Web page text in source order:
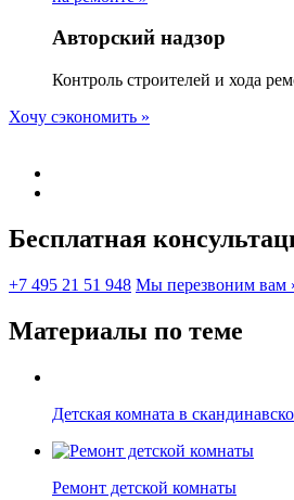
Авторский надзор
Контроль строителей и хода
Хочу сэкономить »
Бесплатная
+7 495 21 51 948 Мы перезвоним вам
Материалы по теме
Детская комната в
Ремонт детской комнаты